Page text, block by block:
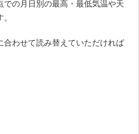
での月日別の最高・最低気温や天
合わせて読み替えていただければ